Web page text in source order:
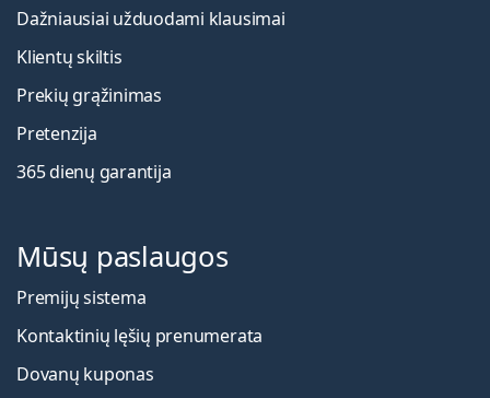
Dažniausiai užduodami klausimai
Klientų skiltis
Prekių grąžinimas
Pretenzija
365 dienų garantija
Mūsų paslaugos
Premijų sistema
Kontaktinių lęšių prenumerata
Dovanų kuponas